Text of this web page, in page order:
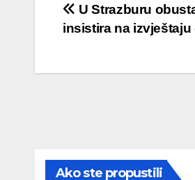
Post
navigation
U Strazburu
insistira na izvještaju
Ako ste propustili